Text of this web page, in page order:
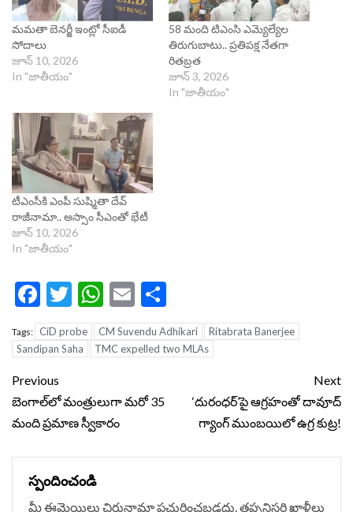
మమతా బెనర్జీ ఇంట్లో సీఐడీ
సోదాలు
జూన్ 10, 2026
In "జాతీయం"
58 మంది టిఎంసి ఎమ్యెల్యేల
తిరుగుబాటు.. ప్రతిపక్ష నేతగా
రితబ్రత
జూన్ 3, 2026
In "జాతీయం"
టీఎంసీకి ఎంపీ సుష్మితా దేవ్
రాజీనామా.. అస్సాం సీఎంతో భేటీ
జూన్ 10, 2026
In "జాతీయం"
Facebook
Twitter
WhatsApp
Email
Tags: CiD probe CM Suvendu Adhikari
Ritabrata Banerjee
Sandipan Saha
TMC expelled two MLAs
Continue
Reading
Previous
బెంగాల్‌లో మంత్రులుగా మరో 35
మంది ప్రమాణ స్వీకారం
Next
‘దురంధర్’పై ఆగ్రహంతో దావూద్
గ్యాంగ్ ముంబయిలో ఉగ్ర కుట్ర!
స్పందించండి
మీ ఈమెయిలు చిరునామా ప్రచురించబడదు.తప్పనిసరి ఖాళీలు